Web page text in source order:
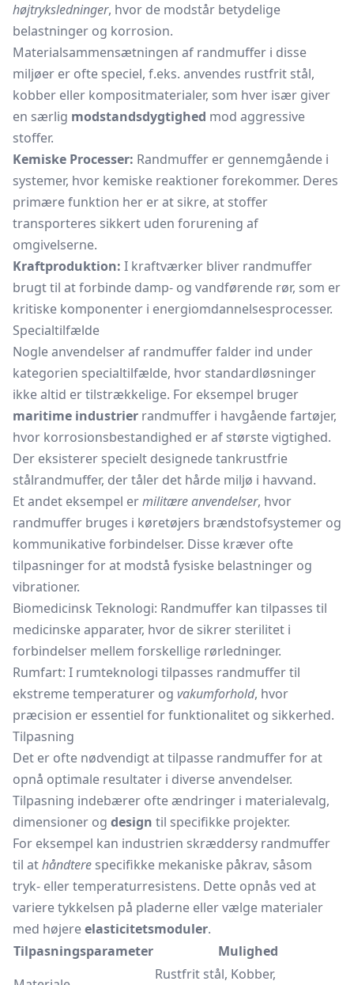
højtryksledninger, hvor de modstår betydelige
belastninger og korrosion.
Materialsammensætningen af randmuffer i disse
miljøer er ofte speciel, f.eks. anvendes rustfrit stål,
kobber eller kompositmaterialer, som hver især giver
en særlig modstandsdygtighed mod aggressive
stoffer.
Kemiske Processer: Randmuffer er gennemgående i
systemer, hvor kemiske reaktioner forekommer. Deres
primære funktion her er at sikre, at stoffer
transporteres sikkert uden forurening af
omgivelserne.
Kraftproduktion: I kraftværker bliver randmuffer
brugt til at forbinde damp- og vandførende rør, som er
kritiske komponenter i energiomdannelsesprocesser.
Specialtilfælde
Nogle anvendelser af randmuffer falder ind under
kategorien specialtilfælde, hvor standardløsninger
ikke altid er tilstrækkelige. For eksempel bruger
maritime industrier randmuffer i havgående fartøjer,
hvor korrosionsbestandighed er af største vigtighed.
Der eksisterer specielt designede tankrustfrie
stålrandmuffer, der tåler det hårde miljø i havvand.
Et andet eksempel ermilitære anvendelser, hvor
randmuffer bruges i køretøjers brændstofsystemer og
kommunikative forbindelser. Disse kræver ofte
tilpasninger for at modstå fysiske belastninger og
vibrationer.
Biomedicinsk Teknologi: Randmuffer kan tilpasses til
medicinske apparater, hvor de sikrer sterilitet i
forbindelser mellem forskellige rørledninger.
Rumfart: I rumteknologi tilpasses randmuffer til
ekstreme temperaturer og vakumforhold, hvor
præcision er essentiel for funktionalitet og sikkerhed.
Tilpasning
Det er ofte nødvendigt at tilpasse randmuffer for at
opnå optimale resultater i diverse anvendelser.
Tilpasning indebærer ofte ændringer i materialevalg,
dimensioner og design til specifikke projekter.
For eksempel kan industrien skræddersy randmuffer
til athåndtere specifikke mekaniske påkrav, såsom
tryk- eller temperaturresistens. Dette opnås ved at
variere tykkelsen på pladerne eller vælge materialer
med højereelasticitetsmoduler.
Tilpasningsparameter
Mulighed
Rustfrit stål, Kobber,